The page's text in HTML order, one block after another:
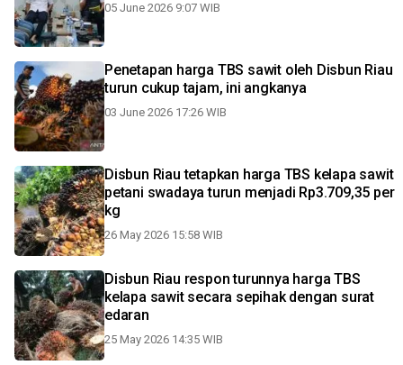
05 June 2026 9:07 WIB
Penetapan harga TBS sawit oleh Disbun Riau
turun cukup tajam, ini angkanya
03 June 2026 17:26 WIB
Disbun Riau tetapkan harga TBS kelapa sawit
petani swadaya turun menjadi Rp3.709,35 per
kg
26 May 2026 15:58 WIB
Disbun Riau respon turunnya harga TBS
kelapa sawit secara sepihak dengan surat
edaran
25 May 2026 14:35 WIB